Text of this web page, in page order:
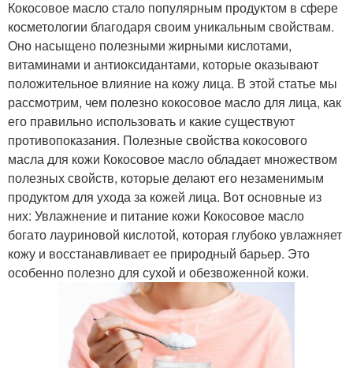
Кокосовое масло стало популярным продуктом в сфере
косметологии благодаря своим уникальным свойствам.
Оно насыщено полезными жирными кислотами,
витаминами и антиоксидантами, которые оказывают
положительное влияние на кожу лица. В этой статье мы
рассмотрим, чем полезно кокосовое масло для лица, как
его правильно использовать и какие существуют
противопоказания. Полезные свойства кокосового
масла для кожи Кокосовое масло обладает множеством
полезных свойств, которые делают его незаменимым
продуктом для ухода за кожей лица. Вот основные из
них: Увлажнение и питание кожи Кокосовое масло
богато лауриновой кислотой, которая глубоко увлажняет
кожу и восстанавливает ее природный барьер. Это
особенно полезно для сухой и обезвоженной кожи.